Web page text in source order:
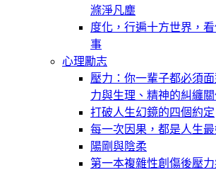
滌淨凡塵
度化，行遍十方世界，
事
心理勵志
壓力：你一輩子都必須
力與生理、精神的糾纏關
打破人生幻鏡的四個約定
每一次因果，都是人生
陽剛與陰柔
第一本複雜性創傷後壓